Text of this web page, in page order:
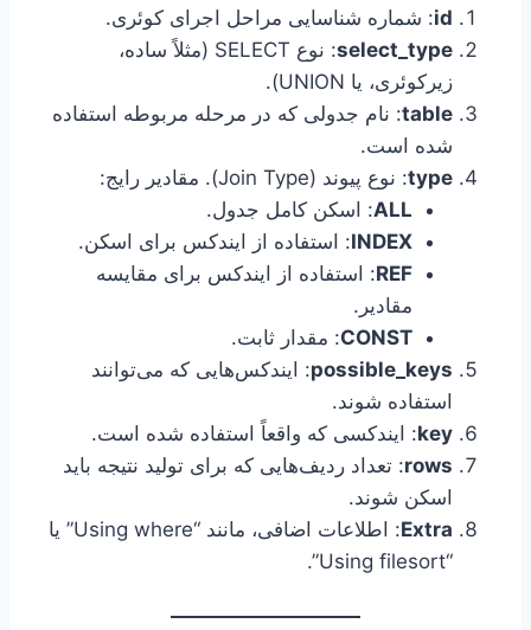
id: شماره شناسایی مراحل اجرای کوئری.
select_type
: نوع SELECT (مثلاً ساده،
زیرکوئری، یا UNION).
table: نام جدولی که در مرحله مربوطه استفاده
شده است.
type: نوع پیوند (Join Type). مقادیر رایج:
ALL: اسکن کامل جدول.
INDEX: استفاده از ایندکس برای اسکن.
REF: استفاده از ایندکس برای مقایسه
مقادیر.
CONST: مقدار ثابت.
possible_keys: ایندکس‌هایی که می‌توانند
استفاده شوند.
key: ایندکسی که واقعاً استفاده شده است.
rows: تعداد ردیف‌هایی که برای تولید نتیجه باید
اسکن شوند.
Extra
: اطلاعات اضافی، مانند “Using where” یا
“Using filesort”.